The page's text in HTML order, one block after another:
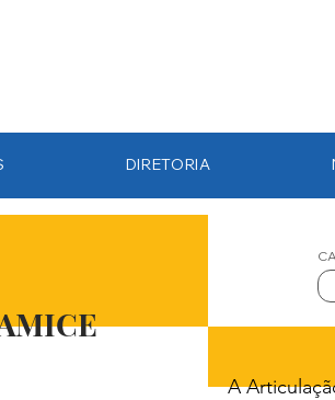
DIRETORIA
Desejamos a
sejam úteis e
A